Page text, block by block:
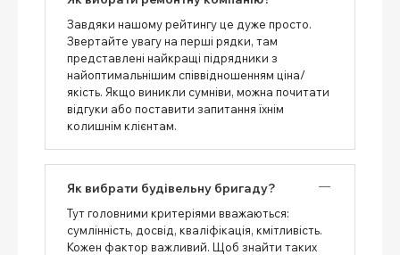
Завдяки нашому рейтингу це дуже просто.
Звертайте увагу на перші рядки, там
представлені найкращі підрядники з
найоптимальнішим співвідношенням ціна/
якість. Якщо виникли сумніви, можна почитати
відгуки або поставити запитання їхнім
колишнім клієнтам.
Як вибрати будівельну бригаду?
Тут головними критеріями вважаються:
сумлінність, досвід, кваліфікація, кмітливість.
Кожен фактор важливий. Щоб знайти таких